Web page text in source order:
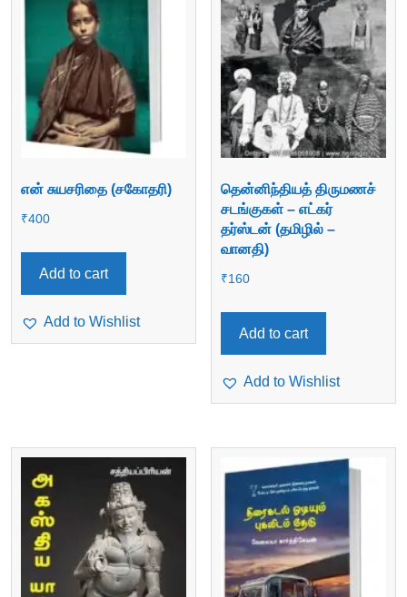
என் சுயசரிதை (சகோதரி)
₹400
Add to cart
Add to Wishlist
தென்னிந்தியத் திருமணச்
சடங்குகள் – எட்கர்
தர்ஸ்டன் (தமிழில் –
வானதி)
₹160
Add to cart
Add to Wishlist